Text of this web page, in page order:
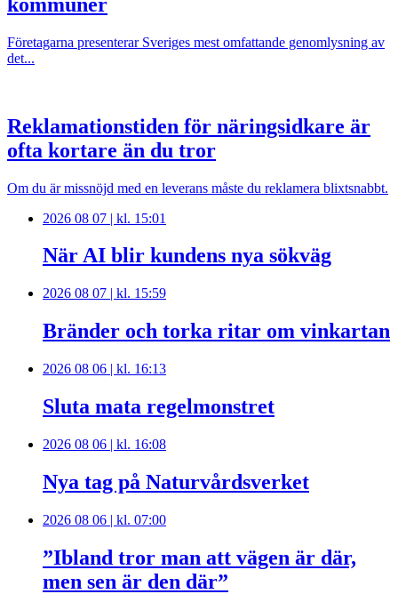
Företagarna presenterar Sveriges mest omfattande genomlysning av
det...
Reklamationstiden för näringsidkare är
ofta kortare än du tror
Om du är missnöjd med en leverans måste du reklamera blixtsnabbt.
2026 08 07 | kl. 15:01
När AI blir kundens nya sökväg
2026 08 07 | kl. 15:59
Bränder och torka ritar om vinkartan
2026 08 06 | kl. 16:13
Sluta mata regelmonstret
2026 08 06 | kl. 16:08
Nya tag på Naturvårdsverket
2026 08 06 | kl. 07:00
”Ibland tror man att vägen är där,
men sen är den där”